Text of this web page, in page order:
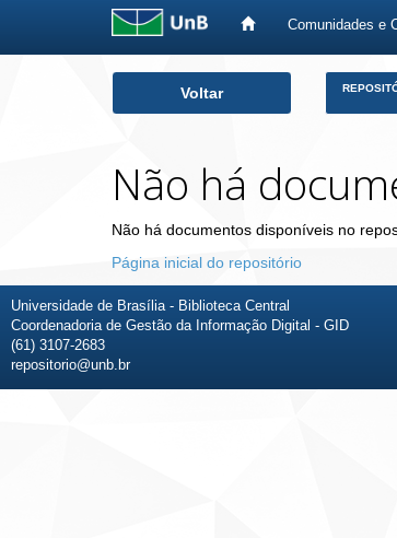
Comunidades e
Voltar
Não há
Não há documentos disponíveis no
Página inicial do repositório
Universidade de Brasília - Biblioteca Central
Coordenadoria de Gestão da Informação Digital - GID
(61) 3107-2683
repositorio@unb.br